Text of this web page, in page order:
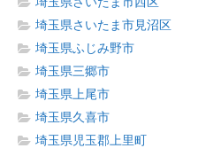
埼玉県さいたま市見沼区
埼玉県ふじみ野市
埼玉県三郷市
埼玉県上尾市
埼玉県久喜市
埼玉県児玉郡上里町